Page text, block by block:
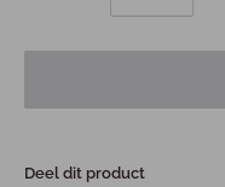
Deel dit product